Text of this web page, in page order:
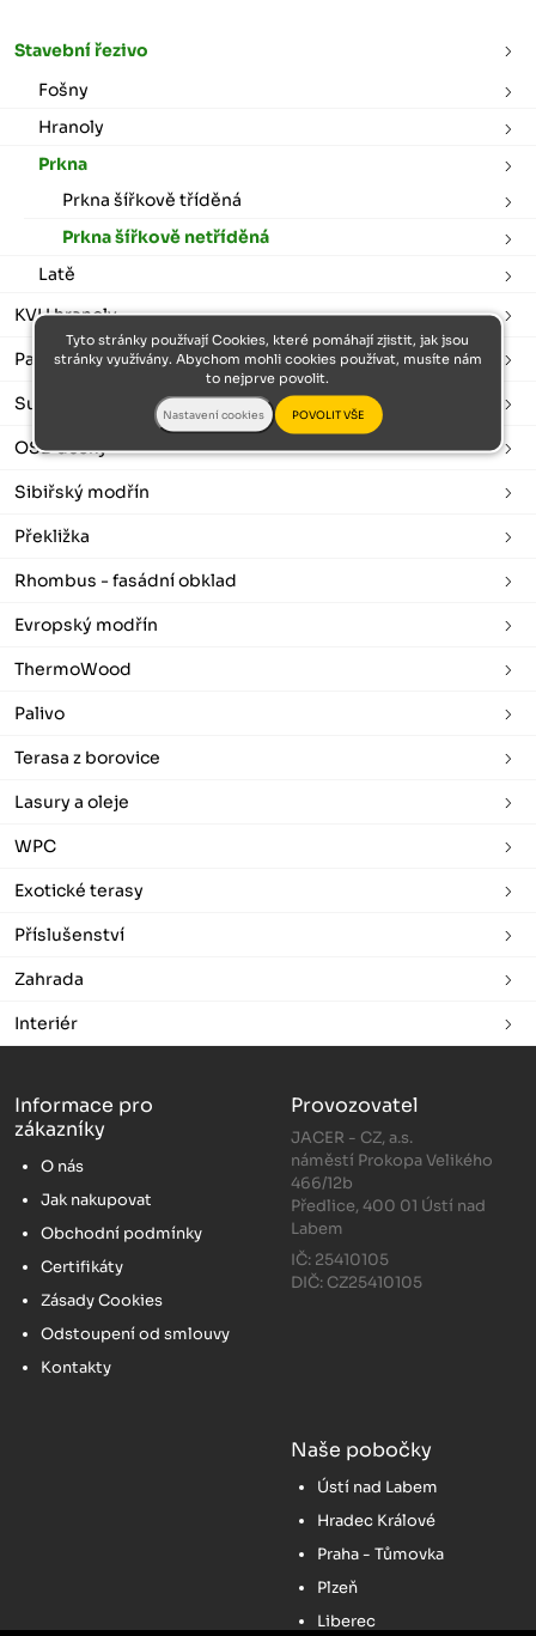
Stavební řezivo
Fošny
Hranoly
Prkna
Prkna šířkově tříděná
Prkna šířkově netříděná
Latě
KVH hranoly
Palubky
Sušené a hoblované
OSB desky
Sibiřský modřín
Překližka
Rhombus - fasádní obklad
Evropský modřín
ThermoWood
Palivo
Terasa z borovice
Lasury a oleje
WPC
Exotické terasy
Příslušenství
Zahrada
Interiér
Informace pro
zákazníky
O nás
Jak nakupovat
Obchodní podmínky
Certifikáty
Zásady Cookies
Odstoupení od smlouvy
Kontakty
Provozovatel
JACER - CZ, a.s.
náměstí Prokopa Velikého
466/12b
Předlice, 400 01 Ústí nad
Labem
IČ: 25410105
DIČ: CZ25410105
Naše pobočky
Ústí nad Labem
Hradec Králové
Praha - Tůmovka
Plzeň
Liberec
Tyto stránky používají Cookies, které pomáhají zjistit, jak jsou
stránky využívány. Abychom mohli cookies používat, musíte nám
to nejprve povolit.